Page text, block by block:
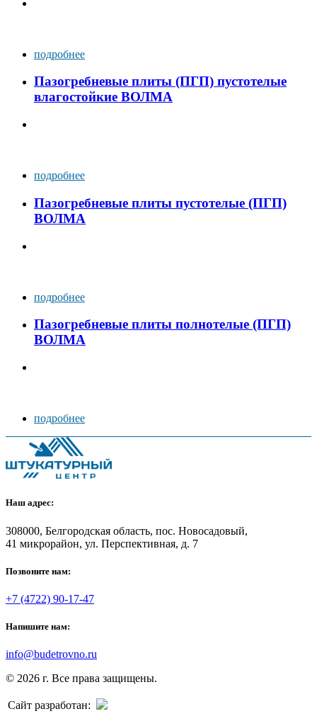
подробнее
Пазогребневые плиты (ПГП) пустотелые
влагостойкие ВОЛМА
подробнее
Пазогребневые плиты пустотелые (ПГП)
ВОЛМА
подробнее
Пазогребневые плиты полнотелые (ПГП)
ВОЛМА
подробнее
Наш адрес:
308000, Белгородская область, пос. Новосадовый,
41 микрорайон, ул. Перспективная, д. 7
Позвоните нам:
+7 (4722) 90-17-47
Напишите нам:
info@budetrovno.ru
© 2026 г. Все права защищены.
Сайт разработан: